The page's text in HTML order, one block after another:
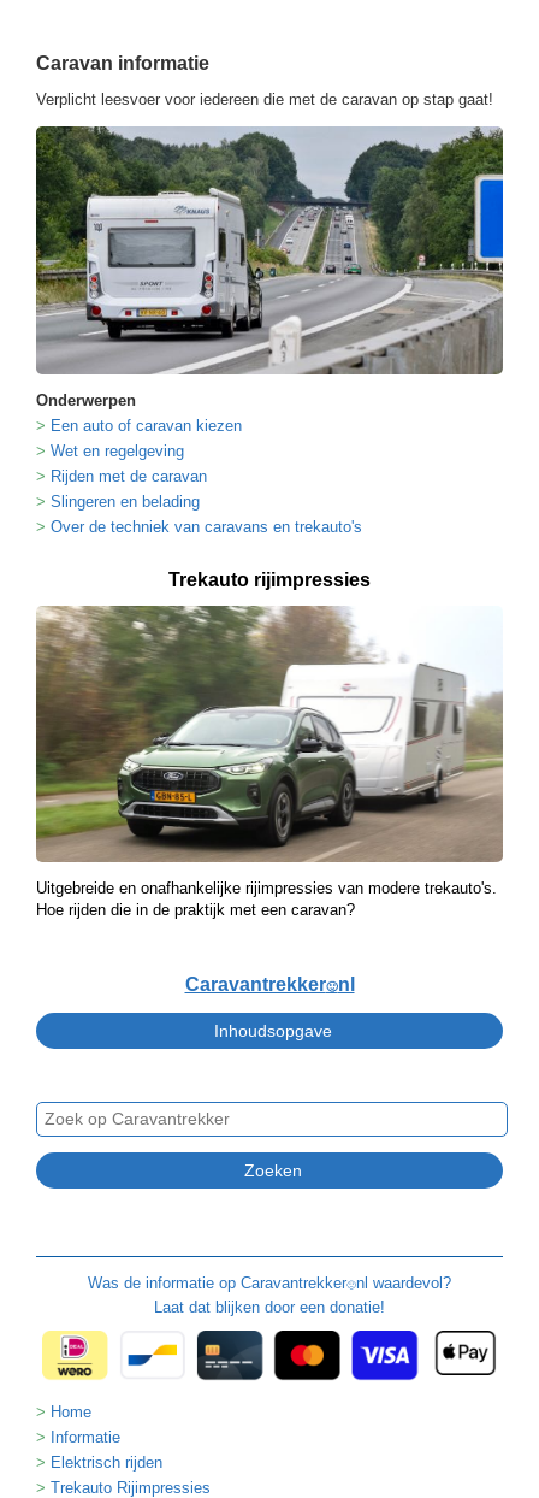
Caravan informatie
Verplicht leesvoer voor iedereen die met de caravan op stap gaat!
Onderwerpen
Een auto of caravan kiezen
Wet en regelgeving
Rijden met de caravan
Slingeren en belading
Over de techniek van caravans en trekauto's
Trekauto rijimpressies
Uitgebreide en onafhankelijke rijimpressies van modere trekauto's.
Hoe rijden die in de praktijk met een caravan?
Caravantrekker🙂nl
Was de informatie op Caravantrekker🙂nl waardevol?
Laat dat blijken door een donatie!
Home
Informatie
Elektrisch rijden
Trekauto Rijimpressies